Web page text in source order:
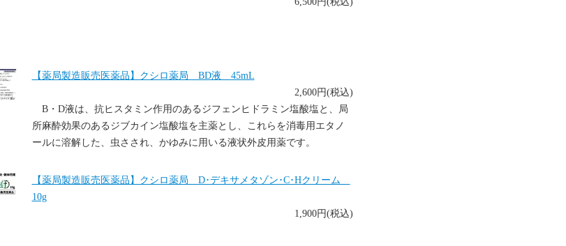
【薬局製造販売医薬品】クシロ薬局 BD液 45mL
2,600円(税込)
B・D液は、抗ヒスタミン作用のあるジフェンヒドラミン塩酸塩と、局
所麻酔効果のあるジブカイン塩酸塩を主薬とし、これらを消毒用エタノ
ールに溶解した、虫さされ、かゆみに用いる液状外皮用薬です。
【薬局製造販売医薬品】クシロ薬局 D･デキサメタゾン･C･Hクリーム
10g
1,900円(税込)